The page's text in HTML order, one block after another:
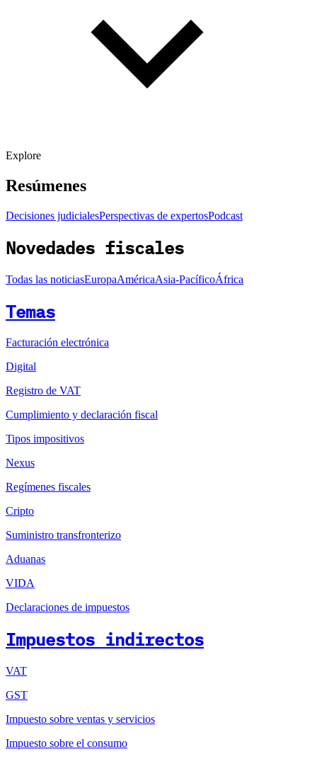
Explore
Resúmenes
Decisiones judicialesPerspectivas de expertosPodcast
Novedades fiscales
Todas las noticiasEuropaAméricaAsia-PacíficoÁfrica
Temas
Facturación electrónica
Digital
Registro de VAT
Cumplimiento y declaración fiscal
Tipos impositivos
Nexus
Regímenes fiscales
Cripto
Suministro transfronterizo
Aduanas
VIDA
Declaraciones de impuestos
Impuestos indirectos
VAT
GST
Impuesto sobre ventas y servicios
Impuesto sobre el consumo